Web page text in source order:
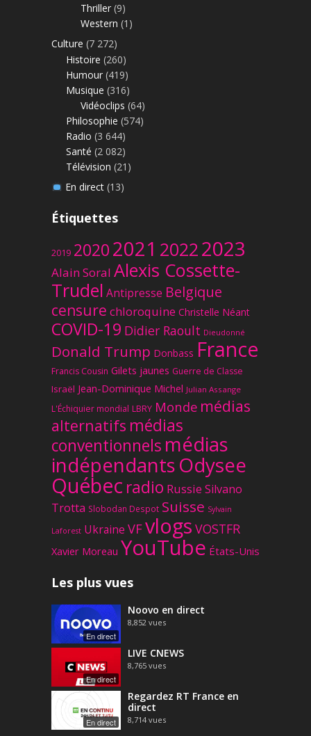
Thriller (9)
Western (1)
Culture (7 272)
Histoire (260)
Humour (419)
Musique (316)
Vidéoclips (64)
Philosophie (574)
Radio (3 644)
Santé (2 082)
Télévision (21)
En direct(13)
Étiquettes
2019 20202021 20222023
Alain Soral Alexis Cossette-
Trudel Antipresse Belgique
censure chloroquine Christelle Néant
COVID-19 Didier Raoult Dieudonné
Donald Trump Donbass France
Francis Cousin Gilets jaunes Guerre de Classe
Israël Jean-Dominique Michel Julian Assange
L'Échiquier mondial LBRY Monde médias
alternatifs médias
conventionnels médias
indépendantsOdysee
Québec radio Russie Silvano
Trotta Slobodan Despot Suisse Sylvain
Laforest Ukraine VFvlogs VOSTFR
Xavier Moreau YouTube États-Unis
Les plus vues
En direct
Noovo en direct
8,852 vues
En direct
LIVE CNEWS
8,765 vues
En direct
Regardez RT France en
direct
8,714 vues